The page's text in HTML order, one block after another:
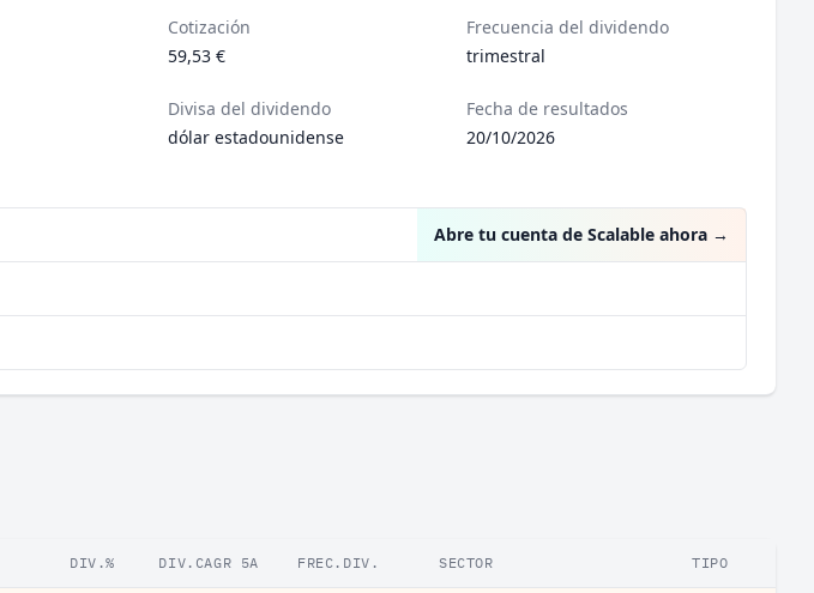
Cotización
59,53 €
Frecuencia del dividendo
trimestral
Divisa del dividendo
dólar estadounidense
Fecha de resultados
20/10/2026
Abre tu cuenta de Scalable ahora →
DIV.% DIV.CAGR 5A FREC.DIV. SECTOR TIPO